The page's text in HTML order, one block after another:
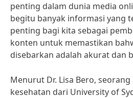
penting dalam dunia media
begitu banyak informasi yang
penting bagi kita sebagai
konten untuk memastikan
disebarkan adalah akurat dan
Menurut Dr. Lisa Bero,
kesehatan dari University of